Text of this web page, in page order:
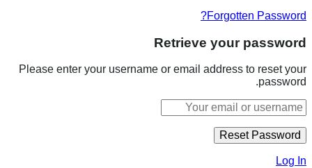
Forgotten Password?
Retrieve your password
Please enter your username or email address to reset your
password.
Log In